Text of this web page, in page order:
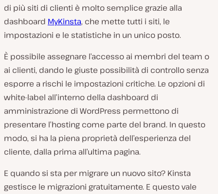
di più siti di clienti è molto semplice grazie alla
dashboard MyKinsta, che mette tutti i siti, le
impostazioni e le statistiche in un unico posto.
È possibile assegnare l’accesso ai membri del team o
ai clienti, dando le giuste possibilità di controllo senza
esporre a rischi le impostazioni critiche. Le opzioni di
white-label all’interno della dashboard di
amministrazione di WordPress permettono di
presentare l’hosting come parte del brand. In questo
modo, si ha la piena proprietà dell’esperienza del
cliente, dalla prima all’ultima pagina.
E quando si sta per migrare un nuovo sito? Kinsta
gestisce le migrazioni gratuitamente. E questo vale